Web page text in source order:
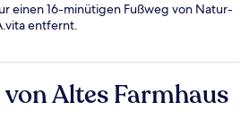
einen 16-minütigen Fußweg von Natur-
entfernt.
Altes Farmhaus